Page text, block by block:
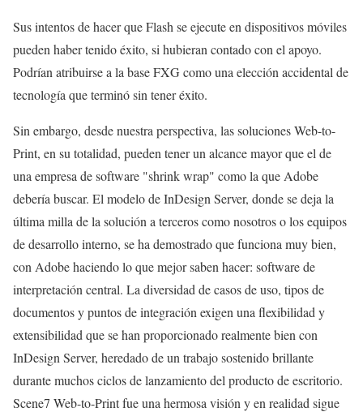
Sus intentos de hacer que Flash se ejecute en dispositivos móviles
pueden haber tenido éxito, si hubieran contado con el apoyo.
Podrían atribuirse a la base FXG como una elección accidental de
tecnología que terminó sin tener éxito.
Sin embargo, desde nuestra perspectiva, las soluciones Web-to-
Print, en su totalidad, pueden tener un alcance mayor que el de
una empresa de software "shrink wrap" como la que Adobe
debería buscar. El modelo de InDesign Server, donde se deja la
última milla de la solución a terceros como nosotros o los equipos
de desarrollo interno, se ha demostrado que funciona muy bien,
con Adobe haciendo lo que mejor saben hacer: software de
interpretación central. La diversidad de casos de uso, tipos de
documentos y puntos de integración exigen una flexibilidad y
extensibilidad que se han proporcionado realmente bien con
InDesign Server, heredado de un trabajo sostenido brillante
durante muchos ciclos de lanzamiento del producto de escritorio.
Scene7 Web-to-Print fue una hermosa visión y en realidad sigue